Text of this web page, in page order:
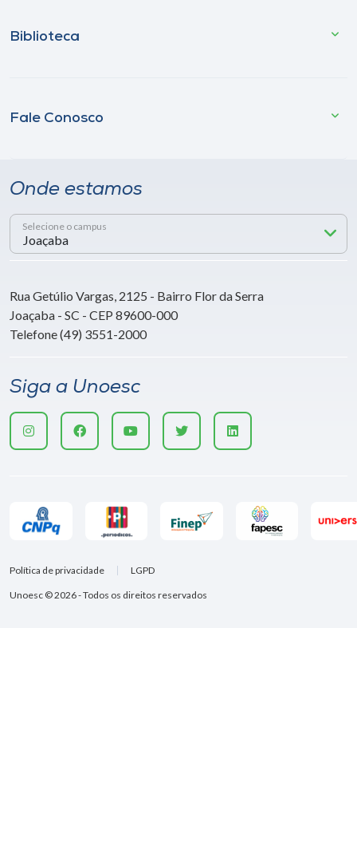
Biblioteca
Fale Conosco
Onde estamos
Selecione o campus
Rua Getúlio Vargas, 2125 - Bairro Flor da Serra
Joaçaba - SC - CEP 89600-000
Telefone (49) 3551-2000
Siga a Unoesc
Unoesc © 2026 - Todos os direitos reservados
Política de privacidade LGPD